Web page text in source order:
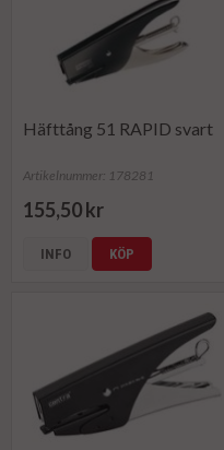
Häfttång 51 RAPID svart
Artikelnummer: 178281
155,50 kr
INFO KÖP